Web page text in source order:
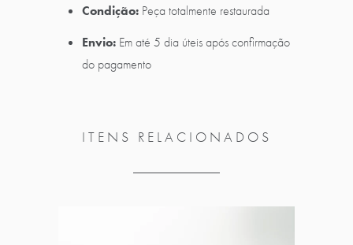
Condição: Peça totalmente restaurada
Envio: Em até 5 dia úteis após confirmação
do pagamento
ITENS RELACIONADOS